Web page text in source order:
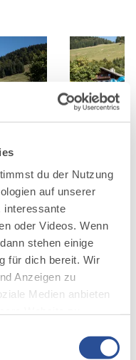
du der Nutzung
auf unserer
interessante
oder Videos. Wenn
stehen einige
für dich bereit. Wir
Anzeigen zu
Medien anbieten
an unsere Partner
©